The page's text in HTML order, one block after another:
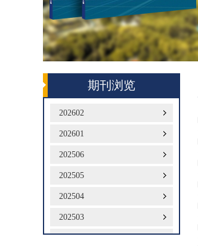
期刊浏览
202602
202601
202506
202505
202504
202503